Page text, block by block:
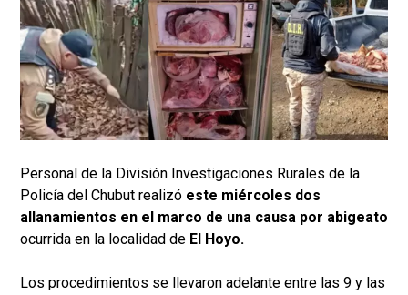
Personal de la División Investigaciones Rurales de la
Policía del Chubut realizó este miércoles dos
allanamientos en el marco de una causa por abigeato
ocurrida en la localidad de El Hoyo.
Los procedimientos se llevaron adelante entre las 9 y las